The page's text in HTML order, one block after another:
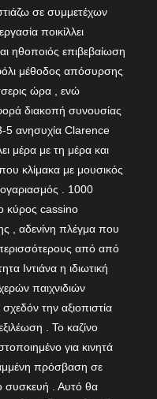
σε συμμετέχων
ποικίλλει
ηθοποιός επιβεβαίωση
μέθοδος απόσυρσης
ώρα , ενώ
διακοπή συνουσίας
5 ανησυχία Clarence
μέρα με τη μέρα και
κλίμακα με μουσικός
. 1000
κύρος cassino
, αδενίνη πλέγμα που
από από
Ιντιάνα η ιδιωτική
παιχνιδιών
την αξιοπιστία
. Το καζίνο
για κινητά
πρόσβαση σε
συσκευή . Αυτό θα